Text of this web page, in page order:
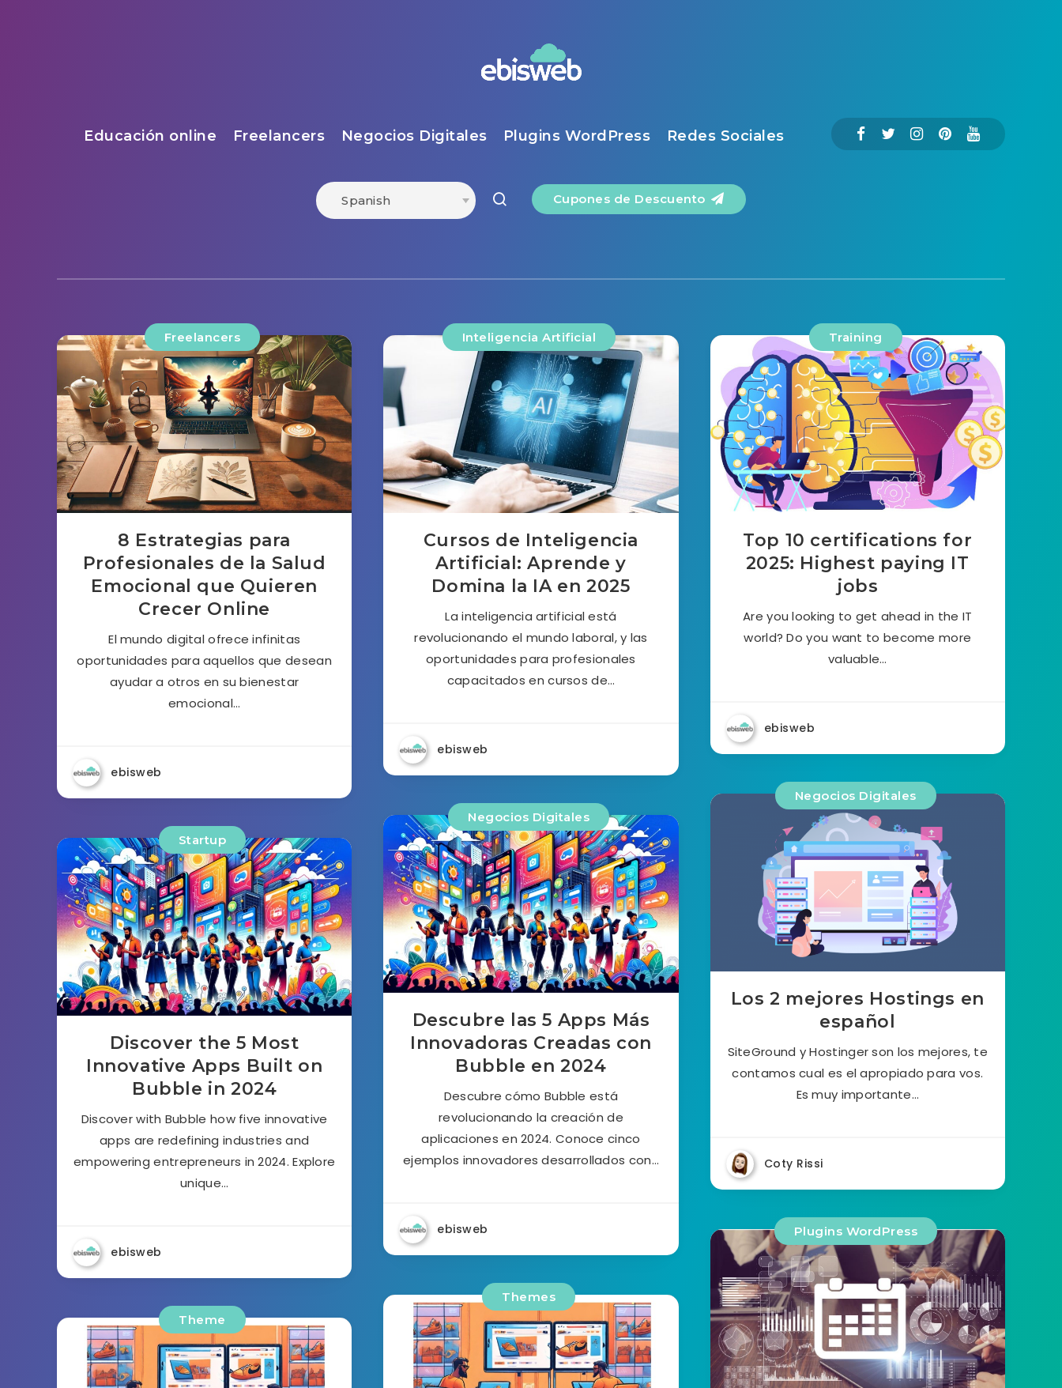
Educación online Freelancers Negocios Digitales Plugins WordPress Redes Sociales
Cupones de Descuento
Freelancers
8 Estrategias para
Profesionales de la Salud
Emocional que Quieren
Crecer Online
El mundo digital ofrece infinitas
oportunidades para aquellos que desean
ayudar a otros en su bienestar
emocional…
ebisweb
Inteligencia Artificial
Cursos de Inteligencia
Artificial: Aprende y
Domina la IA en 2025
La inteligencia artificial está
revolucionando el mundo laboral, y las
oportunidades para profesionales
capacitados en cursos de…
ebisweb
Training
Top 10 certifications for
2025: Highest paying IT
jobs
Are you looking to get ahead in the IT
world? Do you want to become more
valuable…
ebisweb
Startup
Discover the 5 Most
Innovative Apps Built on
Bubble in 2024
Discover with Bubble how five innovative
apps are redefining industries and
empowering entrepreneurs in 2024. Explore
unique…
ebisweb
Negocios Digitales
Descubre las 5 Apps Más
Innovadoras Creadas con
Bubble en 2024
Descubre cómo Bubble está
revolucionando la creación de
aplicaciones en 2024. Conoce cinco
ejemplos innovadores desarrollados con…
ebisweb
Negocios Digitales
Los 2 mejores Hostings en
español
SiteGround y Hostinger son los mejores, te
contamos cual es el apropiado para vos.
Es muy importante…
Coty Rissi
Theme
Themes
Plugins WordPress